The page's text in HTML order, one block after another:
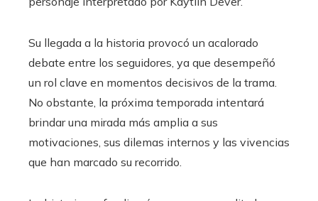
Su llegada a la historia provocó un acalorado
debate entre los seguidores, ya que desempeñó
un rol clave en momentos decisivos de la trama.
No obstante, la próxima temporada intentará
brindar una mirada más amplia a sus
motivaciones, sus dilemas internos y las vivencias
que han marcado su recorrido.